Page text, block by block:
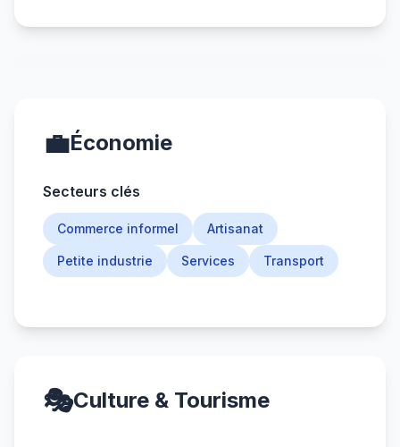
💼Économie
Secteurs clés
Commerce informel Artisanat
Petite industrie Services Transport
🎭Culture & Tourisme